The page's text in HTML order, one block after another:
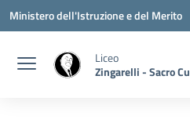
Vai ai contenuti
Vai al menu di navigazione
Vai al footer
Ministero dell'Istruzione e del Merito
Liceo
Zingarelli - Sacro